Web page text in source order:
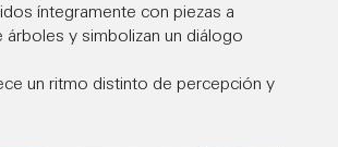
íntegramente con piezas a
y simbolizan un diálogo
un ritmo distinto de percepción y